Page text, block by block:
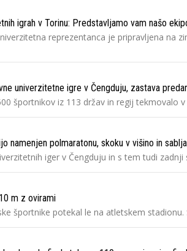
igrah v Torinu: Predstavljamo vam našo
reprezentanca je pripravljena
univerzitetne igre v Čengduju, zastava
športnikov iz 113 držav in regij
namenjen polmaratonu, skoku v višino in
iger v Čengduju in s tem tudi
m z ovirami
športnike potekal le na atletskem